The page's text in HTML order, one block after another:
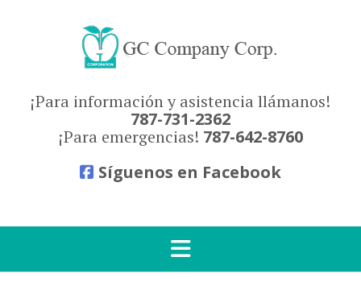
¡Para información y asistencia llámanos!
787-731-2362
¡Para emergencias! 787-642-8760
Síguenos en Facebook